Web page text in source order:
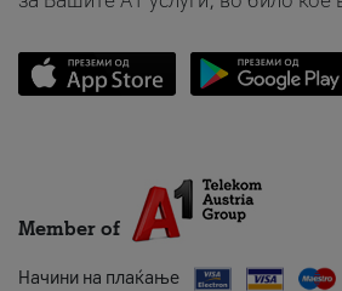
Member of
Начини на плаќање